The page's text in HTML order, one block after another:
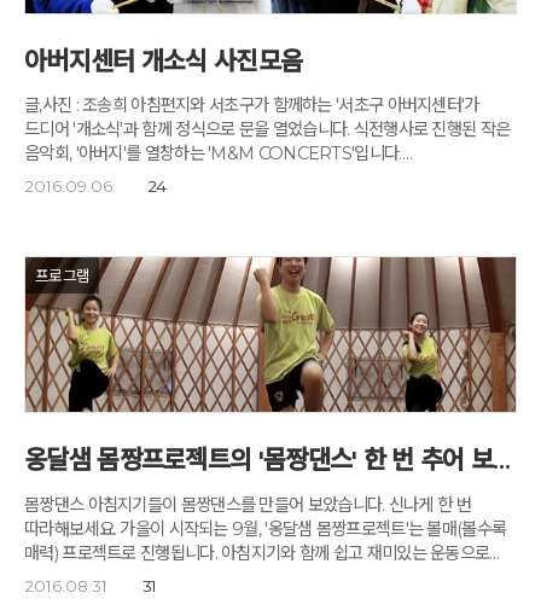
아버지센터 개소식 사진모음
글,사진 : 조송희 아침편지와 서초구가 함께하는 '서초구 아버지센터'가
드디어 '개소식'과 함께 정식으로 문을 열었습니다. 식전행사로 진행된 작은
음악회, '아버지'를 열창하는 'M&M CONCERTS'입니다.
방배열린문화센터 대강당에서 열린 '아버지센터' 개소식에는 조은희
필요한 아버지들에게 의미 있는 휴식, 꿈과 힘을 안겨주고자 서울 서초구와
아침편지가 함께 만들어 가는 아버지을 위한 치유와 소통의 공간입니다.
"국내최고의 명상센터를 운영하는 아침편지와 함께 전국 최초이자 지자체
최초로 '아버지센터'를 만들었습니다.아버지들, 힘내시기 바랍니다." 조은희
서초구청장의 인사말입니다. "아버지에 초점을 맞춘 복지 정책이 나와야 할
때입니다. 서초구 아버지센터가 그런 사회적 시스템을 구축하는 출발점이
되었으면 합니다." 고도원님의 인사말입니다. '아버지센터'는
무한경쟁시대에 많은 고뇌와 짐을 지고 있는 이 시대 아버지들이 나이와
직업을 초월해 함께 만나 대화하고 공부하고 휴식하면서 '좋은 아버지'를
꿈꾸고, 그 '좋은 아버지'들 사이에 깊은 연대감과 이해관계를 떠난 인적
네트워크를 만들어 가는 일을 하게 될 것입니다. '아버지센터'의 센터장을
맡은 윤나라 실장이 센터 운영방침과 향후 프로그램에 대한 소개를 합니다.
1.Power of Love 2.Passion of Dream 3.Pride of Family 4.Plan
of Life 5.Playing of Joy '아버지센터'의 핵심가치는 5P입니다. 국내
2016.09.06 24
프로그램
옹달샘 몸짱프로젝트의 '몸짱댄스' 한 번 추어 보세요.
몸짱댄스 아침지기들이 몸짱댄스를 만들어 보았습니다. 신나게 한 번
따라해보세요. 가을이 시작되는 9월, '옹달샘 몸짱프로젝트'는 볼매(볼수록
매력) 프로젝트로 진행됩니다. 아침지기와 함께 쉽고 재미있는 운동으로
2016.08.31 31